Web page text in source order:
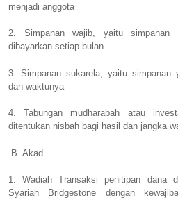
menjadi anggota
2. Simpanan wajib, yaitu simpanan
dibayarkan setiap bulan
3. Simpanan sukarela, yaitu simpanan
dan waktunya
4. Tabungan mudharabah atau
ditentukan nisbah bagi hasil dan jangka
B. Akad
1. Wadiah Transaksi penitipan dana
Syariah Bridgestone dengan